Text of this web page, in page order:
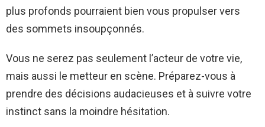
plus profonds pourraient bien vous propulser vers
des sommets insoupçonnés.
Vous ne serez pas seulement l’acteur de votre vie,
mais aussi le metteur en scène. Préparez-vous à
prendre des décisions audacieuses et à suivre votre
instinct sans la moindre hésitation.